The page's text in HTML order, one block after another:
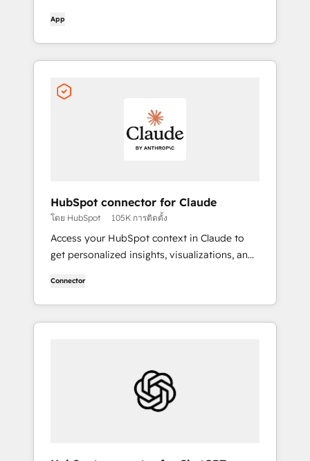
App
HubSpot connector for Claude
โดย HubSpot 105K การติดตั้ง
Access your HubSpot context in Claude to
get personalized insights, visualizations, and
Connector